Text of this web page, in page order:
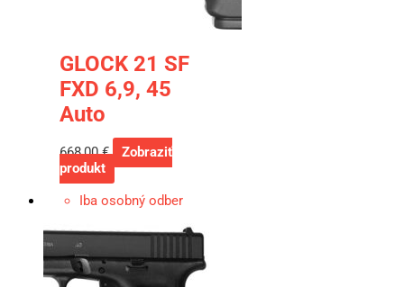
GLOCK 21 SF
FXD 6,9, 45
Auto
668,00€
Zobraziť
produkt
Iba osobný odber